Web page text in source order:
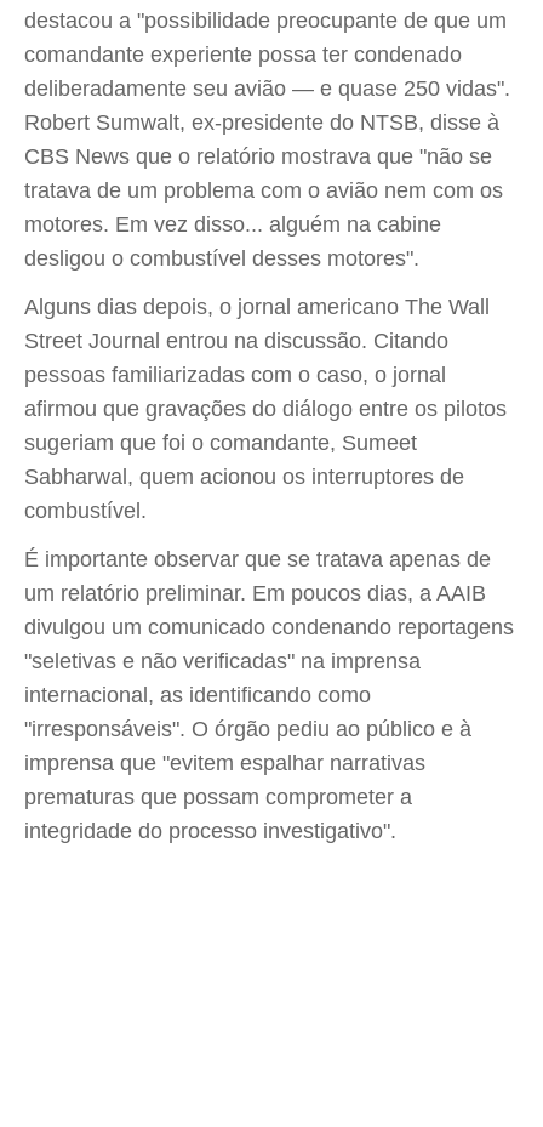
destacou a "possibilidade preocupante de que um
comandante experiente possa ter condenado
deliberadamente seu avião — e quase 250 vidas".
Robert Sumwalt, ex-presidente do NTSB, disse à
CBS News que o relatório mostrava que "não se
tratava de um problema com o avião nem com os
motores. Em vez disso... alguém na cabine
desligou o combustível desses motores".
Alguns dias depois, o jornal americano The Wall
Street Journal entrou na discussão. Citando
pessoas familiarizadas com o caso, o jornal
afirmou que gravações do diálogo entre os pilotos
sugeriam que foi o comandante, Sumeet
Sabharwal, quem acionou os interruptores de
combustível.
É importante observar que se tratava apenas de
um relatório preliminar. Em poucos dias, a AAIB
divulgou um comunicado condenando reportagens
"seletivas e não verificadas" na imprensa
internacional, as identificando como
"irresponsáveis". O órgão pediu ao público e à
imprensa que "evitem espalhar narrativas
prematuras que possam comprometer a
integridade do processo investigativo".